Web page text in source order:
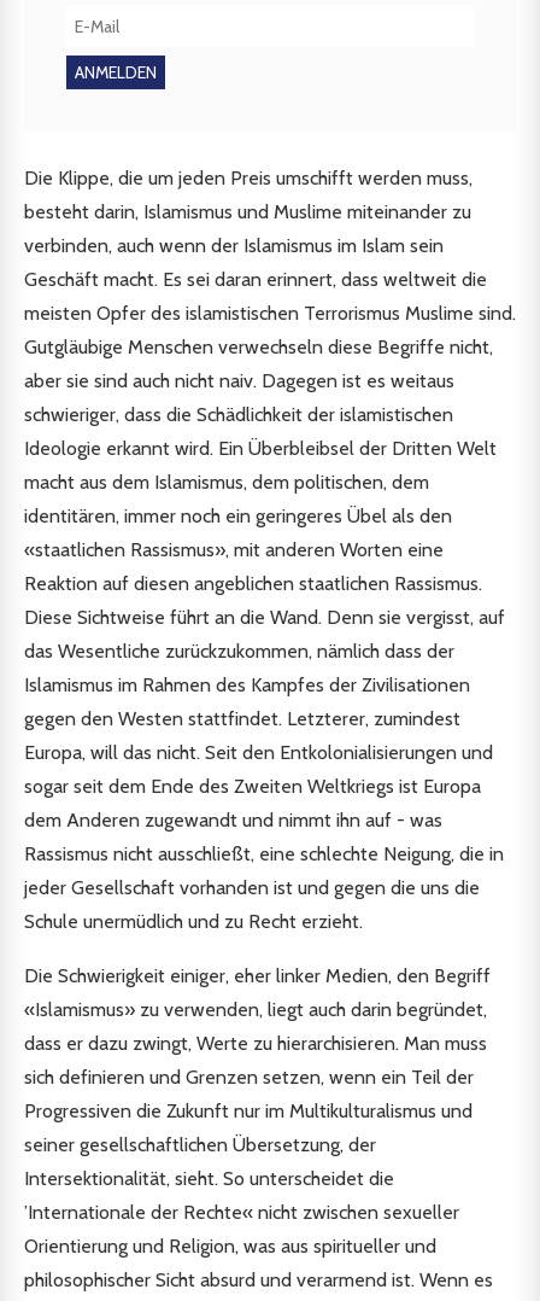
Die Klippe, die um jeden Preis umschifft werden muss,
besteht darin, Islamismus und Muslime miteinander zu
verbinden, auch wenn der Islamismus im Islam sein
Geschäft macht. Es sei daran erinnert, dass weltweit die
meisten Opfer des islamistischen Terrorismus Muslime sind.
Gutgläubige Menschen verwechseln diese Begriffe nicht,
aber sie sind auch nicht naiv. Dagegen ist es weitaus
schwieriger, dass die Schädlichkeit der islamistischen
Ideologie erkannt wird. Ein Überbleibsel der Dritten Welt
macht aus dem Islamismus, dem politischen, dem
identitären, immer noch ein geringeres Übel als den
«staatlichen Rassismus», mit anderen Worten eine
Reaktion auf diesen angeblichen staatlichen Rassismus.
Diese Sichtweise führt an die Wand. Denn sie vergisst, auf
das Wesentliche zurückzukommen, nämlich dass der
Islamismus im Rahmen des Kampfes der Zivilisationen
gegen den Westen stattfindet. Letzterer, zumindest
Europa, will das nicht. Seit den Entkolonialisierungen und
sogar seit dem Ende des Zweiten Weltkriegs ist Europa
dem Anderen zugewandt und nimmt ihn auf - was
Rassismus nicht ausschließt, eine schlechte Neigung, die in
jeder Gesellschaft vorhanden ist und gegen die uns die
Schule unermüdlich und zu Recht erzieht.
Die Schwierigkeit einiger, eher linker Medien, den Begriff
«Islamismus» zu verwenden, liegt auch darin begründet,
dass er dazu zwingt, Werte zu hierarchisieren. Man muss
sich definieren und Grenzen setzen, wenn ein Teil der
Progressiven die Zukunft nur im Multikulturalismus und
seiner gesellschaftlichen Übersetzung, der
Intersektionalität, sieht. So unterscheidet die
’Internationale der Rechte« nicht zwischen sexueller
Orientierung und Religion, was aus spiritueller und
philosophischer Sicht absurd und verarmend ist. Wenn es